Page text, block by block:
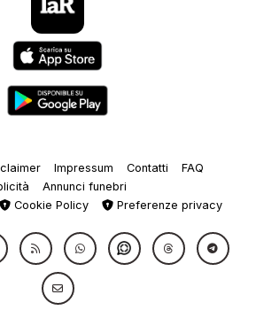
Impressum Contatti
FAQ
Annunci funebri
Cookie Policy Preferenze privacy